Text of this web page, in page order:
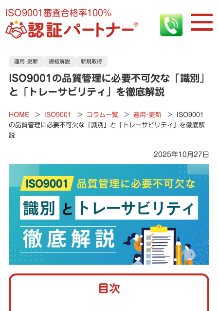
ISO9001審査合格率100%
運用･更新 規格解説 新規取得
ISO9001の品質管理に必要不可欠な「識別」
と「トレーサビリティ」を徹底解説
HOME > ISO9001 > コラム一覧 > 運用･更新 >
ISO9001
の品質管理に必要不可欠な「識別」と「トレーサビリティ」を徹底解
説
2025年10月27日
目次